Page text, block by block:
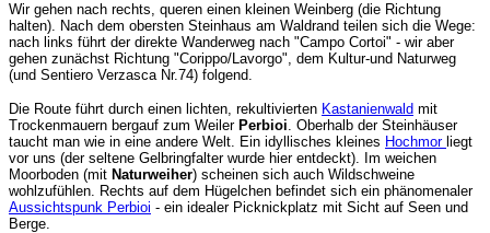
Wir gehen nach rechts, queren einen kleinen Weinberg (die Richtung
halten). Nach dem obersten Steinhaus am Waldrand teilen sich die Wege:
nach links führt der direkte Wanderweg nach "Campo Cortoi" - wir aber
gehen zunächst Richtung "Corippo/Lavorgo", dem Kultur-und Naturweg
(und Sentiero Verzasca Nr.74) folgend.
Die Route führt durch einen lichten, rekultivierten Kastanienwald mit
Trockenmauern bergauf zum Weiler Perbioi. Oberhalb der Steinhäuser
taucht man wie in eine andere Welt. Ein idyllisches kleines Hochmor liegt
vor uns (der seltene Gelbringfalter wurde hier entdeckt). Im weichen
Moorboden (mit Naturweiher) scheinen sich auch Wildschweine
wohlzufühlen. Rechts auf dem Hügelchen befindet sich ein phänomenaler
Aussichtspunk Perbioi - ein idealer Picknickplatz mit Sicht auf Seen und
Berge.